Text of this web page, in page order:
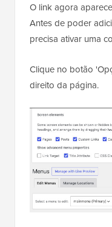
O link agora
Antes de poder
precisa ativar uma
Clique no botão
direito da página.